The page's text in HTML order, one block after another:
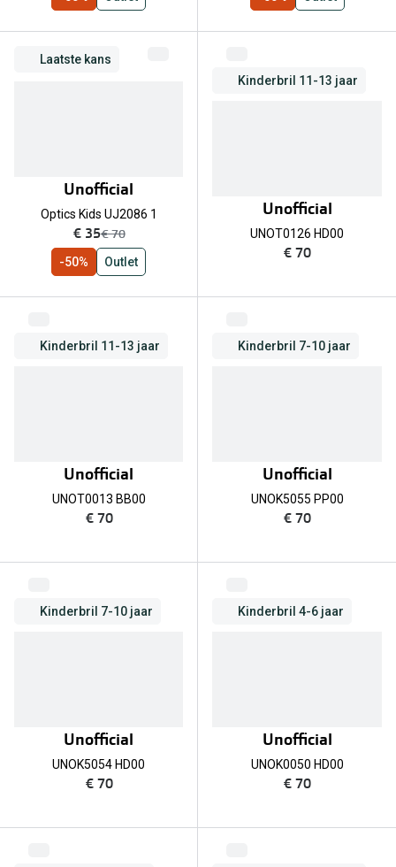
Laatste kans
Unofficial
Optics Kids UJ2086 1
nu:
€ 35was:
€ 70
-50% Outlet
Kinderbril 11-13 jaar
Unofficial
UNOT0126 HD00
€ 70
Kinderbril 11-13 jaar
Unofficial
UNOT0013 BB00
€ 70
Kinderbril 7-10 jaar
Unofficial
UNOK5055 PP00
€ 70
Kinderbril 7-10 jaar
Unofficial
UNOK5054 HD00
€ 70
Kinderbril 4-6 jaar
Unofficial
UNOK0050 HD00
€ 70